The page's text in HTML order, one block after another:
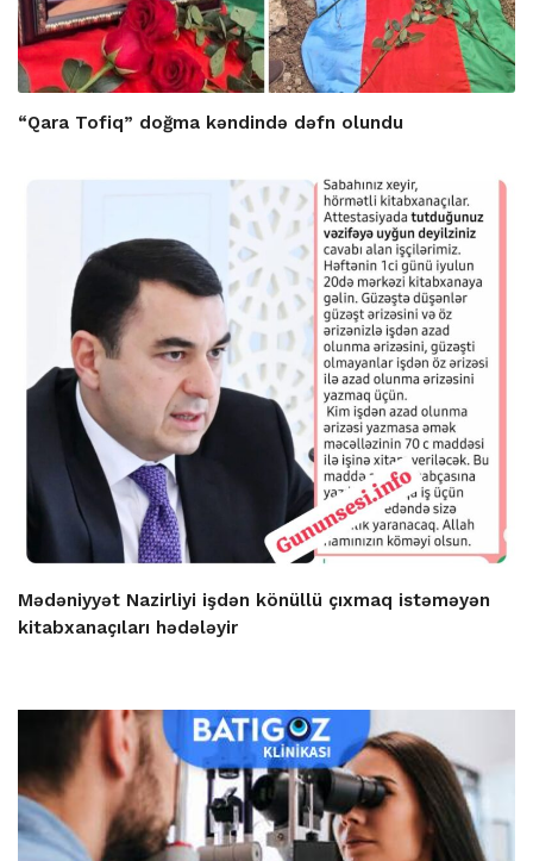
“Qara Tofiq” doğma kəndində dəfn olundu
Mədəniyyət Nazirliyi işdən könüllü çıxmaq istəməyən
kitabxanaçıları hədələyir